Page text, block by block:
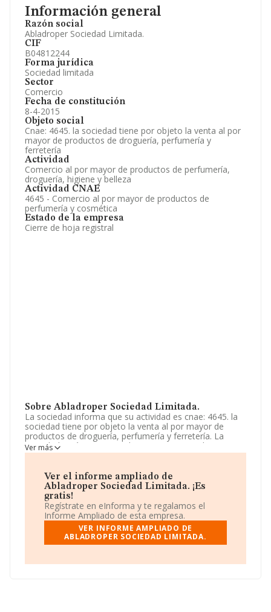
Información general
Razón social
Abladroper Sociedad Limitada.
CIF
B04812244
Forma jurídica
Sociedad limitada
Sector
Comercio
Fecha de constitución
8-4-2015
Objeto social
Cnae: 4645. la sociedad tiene por objeto la venta al por
mayor de productos de droguería, perfumería y
ferretería
Actividad
Comercio al por mayor de productos de perfumería,
droguería, higiene y belleza
Actividad CNAE
4645 - Comercio al por mayor de productos de
perfumería y cosmética
Estado de la empresa
Cierre de hoja registral
Sobre Abladroper Sociedad Limitada.
La sociedad informa que su actividad es cnae: 4645. la
sociedad tiene por objeto la venta al por mayor de
productos de droguería, perfumería y ferretería. La
sociedad está inscrita en el Registro Mercantil como
Sociedad Limitada. Tiene CNAE: 4645 - 'Comercio al por
sociedad no tiene actividad en mercados exteriores.
Para ponerse en contacto con sus oficinas, la empresa
facilita el número de teléfono 950351312.
La compañíaAbladroper Sociedad Limitada, con CIF
B04812244, se encuentra en Carretera La Estación núm.
S/N, (04510), Abla, en Almería, Andalucía.
En relación con el sector y disponiendo de los datos de
Ver más
Ver el informe ampliado de
Abladroper Sociedad Limitada. ¡Es
gratis!
Regístrate en eInforma y te regalamos el
Informe Ampliado de esta empresa.
VER INFORME AMPLIADO DE
ABLADROPER SOCIEDAD LIMITADA.
Información oficial y registral complementaria.